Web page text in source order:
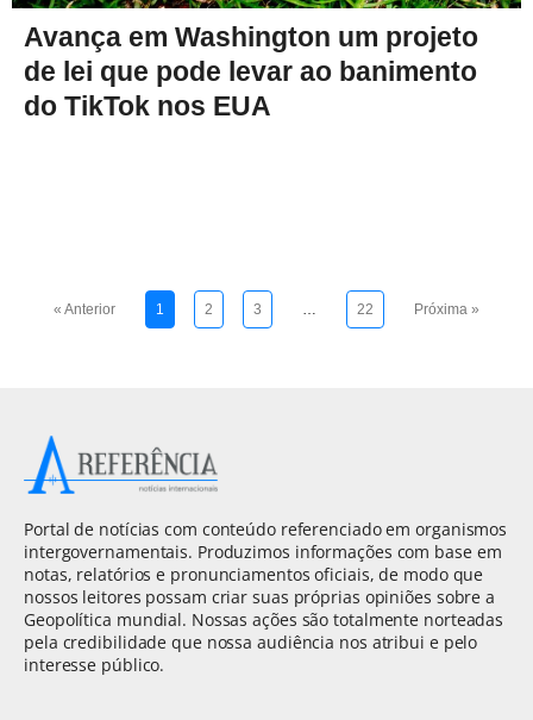
Avança em Washington um projeto
de lei que pode levar ao banimento
do TikTok nos EUA
« Anterior 1 2 3 … 22 Próxima »
Portal de notícias com conteúdo referenciado em organismos
intergovernamentais. Produzimos informações com base em
notas, relatórios e pronunciamentos oficiais, de modo que
nossos leitores possam criar suas próprias opiniões sobre a
Geopolítica mundial. Nossas ações são totalmente norteadas
pela credibilidade que nossa audiência nos atribui e pelo
interesse público.